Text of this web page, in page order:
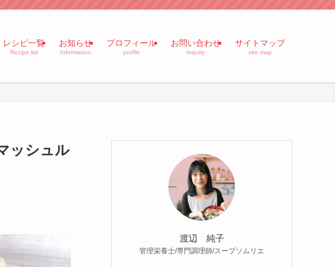
レシピ一覧
Recipe list
お知らせ
Information
プロフィール
profile
お問い合わせ
inquiry
サイトマップ
site map
ッシュル
渡辺 純子
管理栄養士/専門調理師/スープソムリエ